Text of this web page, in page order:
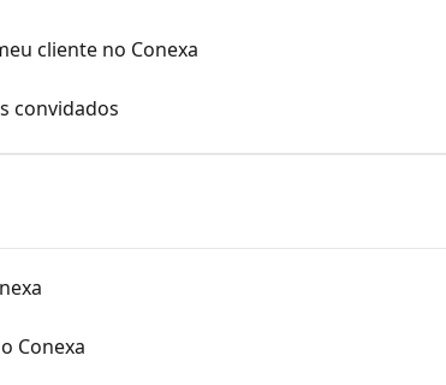
cliente no Conexa
convidados
Conexa